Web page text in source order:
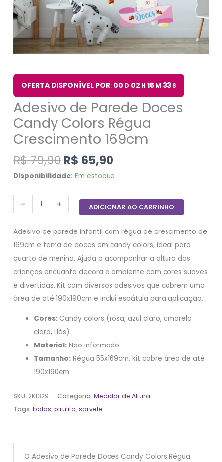
OFERTA DISPONÍVEL POR: 00 D 02 H 15M 32S
Adesivo de Parede Doces
Candy Colors Régua
Crescimento 169cm
R$79,90R$ 65,90
Disponibilidade: Em estoque
- + ADICIONAR AO CARRINHO
Adesivo de parede infantil com régua de crescimento de
169cm e tema de doces em candy colors, ideal para
quarto de menina. Ajuda a acompanhar a altura das
crianças enquanto decora o ambiente com cores suaves
e divertidas. Kit com diversos adesivos que cobrem uma
área de até 190x190cm e inclui espátula para aplicação.
Cores: Candy colors (rosa, azul claro, amarelo
claro, lilás)
Material: Não informado
Tamanho: Régua 55x169cm, kit cobre área de até
190x190cm
SKU: 2K1329 Categoria:Medidor de Altura
Tags:balas,pirulito,sorvete
O Adesivo de Parede Doces Candy Colors Régua